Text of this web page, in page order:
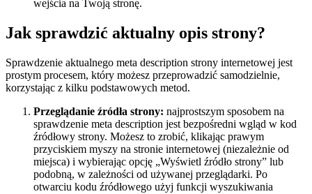
wejścia na Twoją stronę.
Jak sprawdzić aktualny opis strony?
Sprawdzenie aktualnego meta description strony internetowej jest
prostym procesem, który możesz przeprowadzić samodzielnie,
korzystając z kilku podstawowych metod.
Przeglądanie źródła strony: najprostszym sposobem na
sprawdzenie meta description jest bezpośredni wgląd w kod
źródłowy strony. Możesz to zrobić, klikając prawym
przyciskiem myszy na stronie internetowej (niezależnie od
miejsca) i wybierając opcję „Wyświetl źródło strony” lub
podobną, w zależności od używanej przeglądarki. Po
otwarciu kodu źródłowego użyj funkcji wyszukiwania